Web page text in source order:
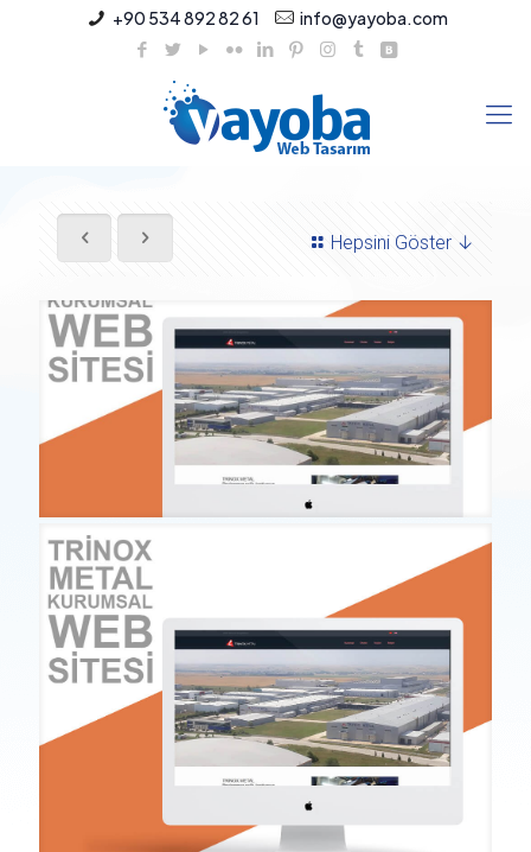
+90 534 892 82 61 info@yayoba.com
Hepsini Göster ↓